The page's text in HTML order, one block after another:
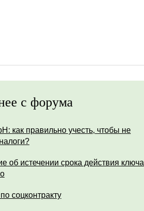
с форума
как правильно учесть, чтобы не
об истечении срока действия ключа
соцконтракту